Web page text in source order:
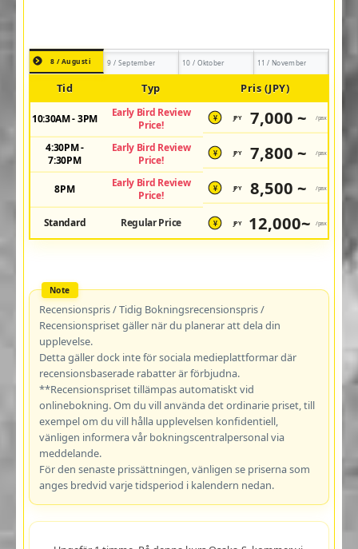
8 / Augusti 9 / September 10 / Oktober 11 / November
Tid Typ Pris (JPY)
10:30AM - 3PM
Early Bird Review
Price!
¥ JPY 7,000 ~ /pax
4:30PM -
7:30PM
Early Bird Review
Price!
¥ JPY 7,800 ~ /pax
8PM
Early Bird Review
Price!
¥ JPY 8,500 ~ /pax
Standard Regular Price ¥ JPY 12,000~ /pax
Recensionspris / Tidig Bokningsrecensionspris /
Recensionspriset gäller när du planerar att dela din
upplevelse.
Detta gäller dock inte för sociala medieplattformar där
recensionsbaserade rabatter är förbjudna.
**Recensionspriset tillämpas automatiskt vid
onlinebokning. Om du vill använda det ordinarie priset, till
exempel om du vill hålla upplevelsen konfidentiell,
vänligen informera vår bokningscentralpersonal via
meddelande.
För den senaste prissättningen, vänligen se priserna som
anges bredvid varje tidsperiod i kalendern nedan.